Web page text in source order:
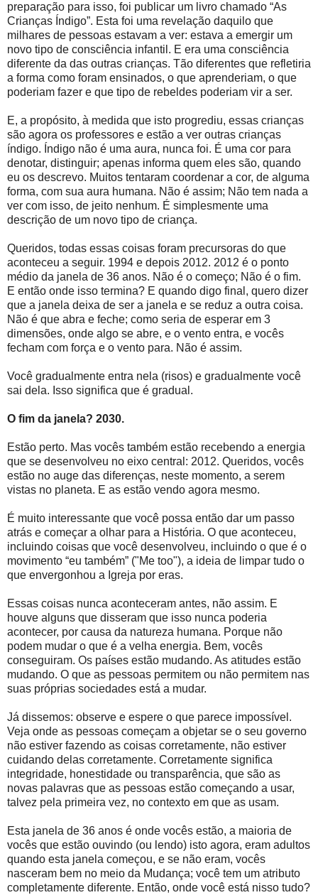
preparação para isso, foi publicar um livro chamado “As
Crianças Índigo”. Esta foi uma revelação daquilo que
milhares de pessoas estavam a ver: estava a emergir um
novo tipo de consciência infantil. E era uma consciência
diferente da das outras crianças. Tão diferentes que refletiria
a forma como foram ensinados, o que aprenderiam, o que
poderiam fazer e que tipo de rebeldes poderiam vir a ser.
E, a propósito, à medida que isto progrediu, essas crianças
são agora os professores e estão a ver outras crianças
índigo. Índigo não é uma aura, nunca foi. É uma cor para
denotar, distinguir; apenas informa quem eles são, quando
eu os descrevo. Muitos tentaram coordenar a cor, de alguma
forma, com sua aura humana. Não é assim; Não tem nada a
ver com isso, de jeito nenhum. É simplesmente uma
descrição de um novo tipo de criança.
Queridos, todas essas coisas foram precursoras do que
aconteceu a seguir. 1994 e depois 2012. 2012 é o ponto
médio da janela de 36 anos. Não é o começo; Não é o fim.
E então onde isso termina? E quando digo final, quero dizer
que a janela deixa de ser a janela e se reduz a outra coisa.
Não é que abra e feche; como seria de esperar em 3
dimensões, onde algo se abre, e o vento entra, e vocês
fecham com força e o vento para. Não é assim.
Você gradualmente entra nela (risos) e gradualmente você
sai dela. Isso significa que é gradual.
O fim da janela? 2030.
Estão perto. Mas vocês também estão recebendo a energia
que se desenvolveu no eixo central: 2012. Queridos, vocês
estão no auge das diferenças, neste momento, a serem
vistas no planeta. E as estão vendo agora mesmo.
É muito interessante que você possa então dar um passo
atrás e começar a olhar para a História. O que aconteceu,
incluindo coisas que você desenvolveu, incluindo o que é o
movimento “eu também” ("Me too"), a ideia de limpar tudo o
que envergonhou a Igreja por eras.
Essas coisas nunca aconteceram antes, não assim. E
houve alguns que disseram que isso nunca poderia
acontecer, por causa da natureza humana. Porque não
podem mudar o que é a velha energia. Bem, vocês
conseguiram. Os países estão mudando. As atitudes estão
mudando. O que as pessoas permitem ou não permitem nas
suas próprias sociedades está a mudar.
Já dissemos: observe e espere o que parece impossível.
Veja onde as pessoas começam a objetar se o seu governo
não estiver fazendo as coisas corretamente, não estiver
cuidando delas corretamente. Corretamente significa
integridade, honestidade ou transparência, que são as
novas palavras que as pessoas estão começando a usar,
talvez pela primeira vez, no contexto em que as usam.
Esta janela de 36 anos é onde vocês estão, a maioria de
vocês que estão ouvindo (ou lendo) isto agora, eram adultos
quando esta janela começou, e se não eram, vocês
nasceram bem no meio da Mudança; você tem um atributo
completamente diferente. Então, onde você está nisso tudo?